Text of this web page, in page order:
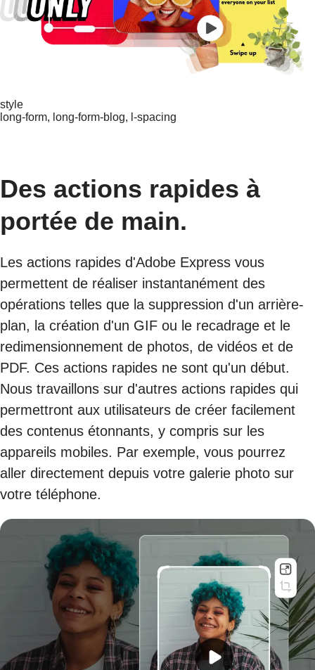
style
long-form, long-form-blog, l-spacing
Des actions rapides à
portée de main.
Les actions rapides d'Adobe Express vous
permettent de réaliser instantanément des
opérations telles que la suppression d'un arrière-
plan, la création d'un GIF ou le recadrage et le
redimensionnement de photos, de vidéos et de
PDF. Ces actions rapides ne sont qu'un début.
Nous travaillons sur d'autres actions rapides qui
permettront aux utilisateurs de créer facilement
des contenus étonnants, y compris sur les
appareils mobiles. Par exemple, vous pourrez
aller directement depuis votre galerie photo sur
votre téléphone.